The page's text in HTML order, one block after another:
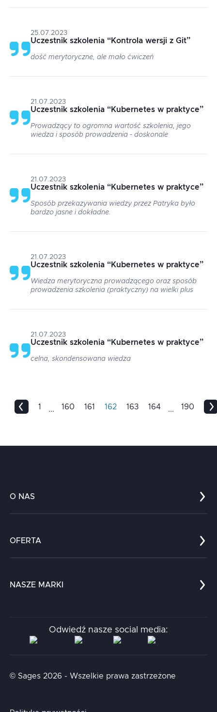
25.07.2023
Uczestnik szkolenia “Kontrola wersji z Git”
dość merytoryczne, ale mało ćwiczeń
21.07.2023
Uczestnik szkolenia “Kubernetes w praktyce”
Prowadzący to ogromna wartość szkolenia, jego
wiedza i sposób prowadzenia - doskonale
21.07.2023
Uczestnik szkolenia “Kubernetes w praktyce”
Sposób przekazywania wiedzy przez Patryka było
bardzo jasne i dokładne.
21.07.2023
Uczestnik szkolenia “Kubernetes w praktyce”
Wiedza merytoryczna prowadzącego oraz sposób
prowadzenia szkolenia (praktyczny) na wielki plus
21.07.2023
Uczestnik szkolenia “Kubernetes w praktyce”
celna, skondensowana wiedza
1 ... 160 161 162 163 164 ... 190
O NAS
Kariera
Kontakt
OFERTA
Chatboty
NASZE MARKI
Aidapta
AI & NLP Day
Odwiedź nasze social media:
© Sages 2026 - Wszelkie prawa zastrzeżone